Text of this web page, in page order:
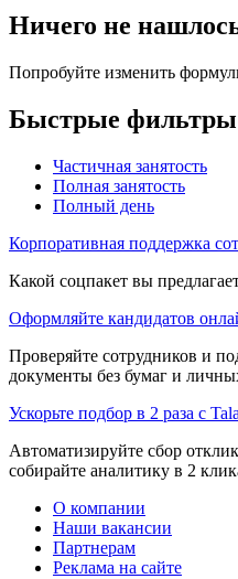
Ничего не
Попробуйте изменить
Быстрые фильтры
Частичная занятость
Полная занятость
Полный день
Корпоративная поддержка
Какой соцпакет вы
Оформляйте кандидатов
Проверяйте сотрудников и
документы без бумаг и
Ускорьте подбор в 2 раза с
Автоматизируйте сбор
собирайте аналитику в 2
О компании
Наши вакансии
Партнерам
Реклама на сайте